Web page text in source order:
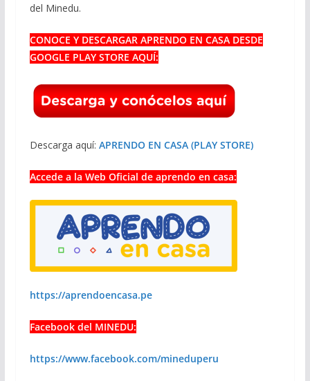
del Minedu.
CONOCE Y DESCARGAR APRENDO EN CASA DESDE
GOOGLE PLAY STORE AQUÍ:
Descarga aquí: APRENDO EN CASA (PLAY STORE)
Accede a la Web Oficial de aprendo en casa:
https://aprendoencasa.pe
Facebook del MINEDU:
https://www.facebook.com/mineduperu